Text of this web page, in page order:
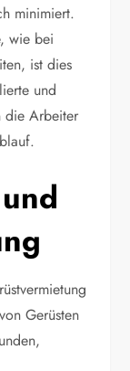
minimiert.
wie bei
ist dies
und
die Arbeiter
Gerüsten